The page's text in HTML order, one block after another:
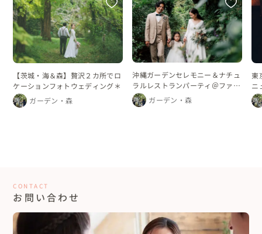
【茨城・海＆森】贅沢２カ所でロ
ケーションフォトウェディング＊
ガーデン・森
沖縄ガーデンセレモニー＆ナチュ
ラルレストランパーティ＠ファミ
リーウェディング
ガーデン・森
東
ニ
ウ
CONTACT
お問い合わせ